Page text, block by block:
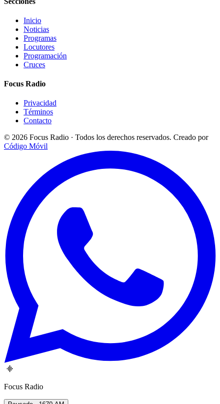
Inicio
Noticias
Programas
Locutores
Programación
Cruces
Focus Radio
Privacidad
Términos
Contacto
© 2026 Focus Radio · Todos los derechos reservados. Creado por
Código Móvil
Focus Radio